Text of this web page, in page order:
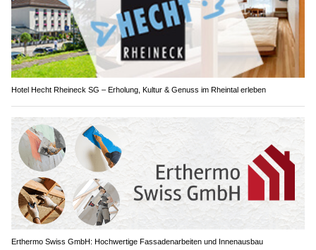
Hotel Hecht Rheineck SG – Erholung, Kultur & Genuss im Rheintal erleben
Erthermo Swiss GmbH: Hochwertige Fassadenarbeiten und Innenausbau